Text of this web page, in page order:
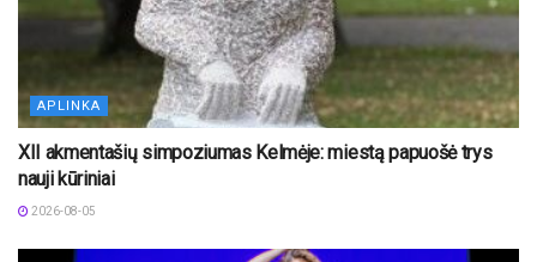
APLINKA
XII akmentašių simpoziumas Kelmėje: miestą papuošė trys
nauji kūriniai
2026-08-05